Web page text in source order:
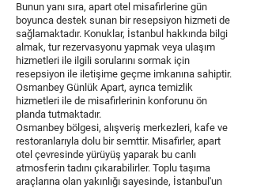
Bunun yanı sıra, apart otel misafirlerine gün
boyunca destek sunan bir resepsiyon hizmeti de
sağlamaktadır. Konuklar, İstanbul hakkında bilgi
almak, tur rezervasyonu yapmak veya ulaşım
hizmetleri ile ilgili sorularını sormak için
resepsiyon ile iletişime geçme imkanına sahiptir.
Osmanbey Günlük Apart, ayrıca temizlik
hizmetleri ile de misafirlerinin konforunu ön
planda tutmaktadır.
Osmanbey bölgesi, alışveriş merkezleri, kafe ve
restoranlarıyla dolu bir semttir. Misafirler, apart
otel çevresinde yürüyüş yaparak bu canlı
atmosferin tadını çıkarabilirler. Toplu taşıma
araçlarına olan yakınlığı sayesinde, İstanbul'un